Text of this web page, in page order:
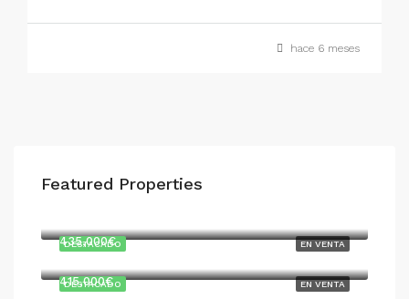
hace 6 meses
Featured Properties
EN VENTA
DESTACADO
EN VENTA
DESTACADO
435,000€
415,000€